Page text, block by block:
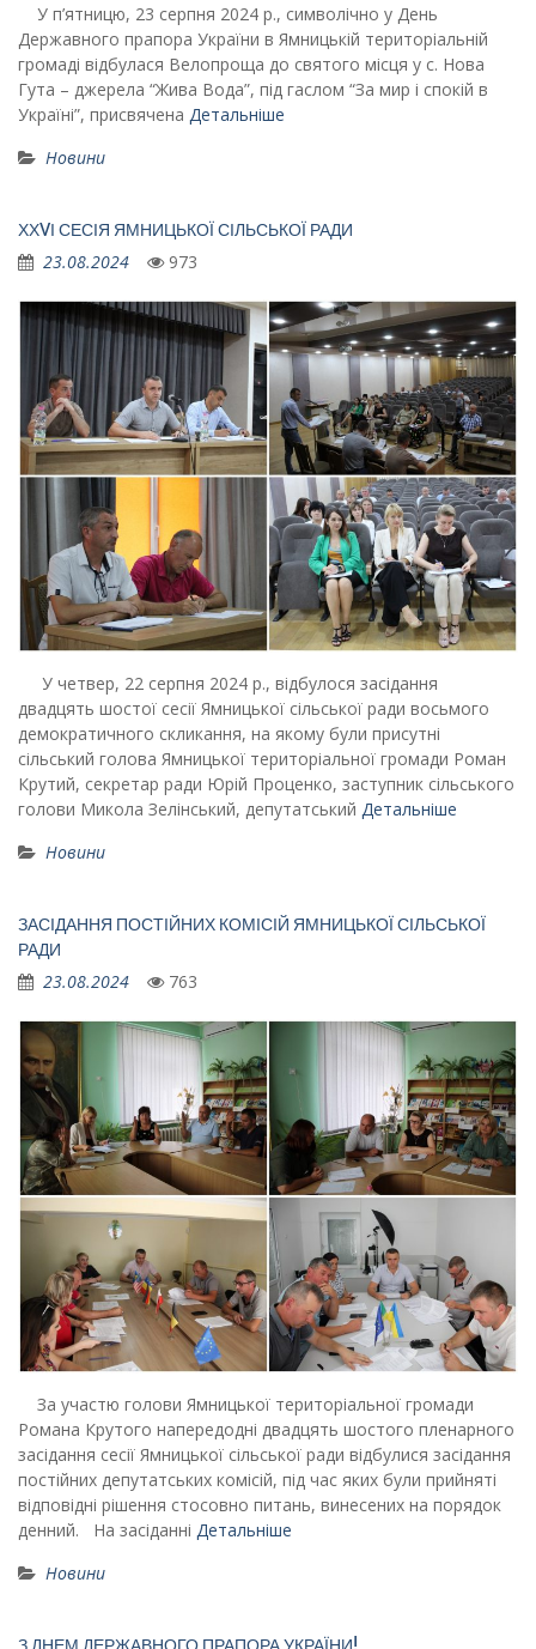
У п’ятницю, 23 серпня 2024 р., символічно у День
Державного прапора України в Ямницькій територіальній
громаді відбулася Велопроща до святого місця у с. Нова
Гута – джерела “Жива Вода”, під гаслом “За мир і спокій в
Україні”, присвячена Детальніше
Новини
ХХVІ СЕСІЯ ЯМНИЦЬКОЇ СІЛЬСЬКОЇ РАДИ
23.08.2024 973
У четвер, 22 серпня 2024 р., відбулося засідання
двадцять шостої сесії Ямницької сільської ради восьмого
демократичного скликання, на якому були присутні
сільський голова Ямницької територіальної громади Роман
Крутий, секретар ради Юрій Проценко, заступник сільського
голови Микола Зелінський, депутатський Детальніше
Новини
ЗАСІДАННЯ ПОСТІЙНИХ КОМІСІЙ ЯМНИЦЬКОЇ СІЛЬСЬКОЇ
РАДИ
23.08.2024 763
За участю голови Ямницької територіальної громади
Романа Крутого напередодні двадцять шостого пленарного
засідання сесії Ямницької сільської ради відбулися засідання
постійних депутатських комісій, під час яких були прийняті
відповідні рішення стосовно питань, винесених на порядок
денний. На засіданні Детальніше
Новини